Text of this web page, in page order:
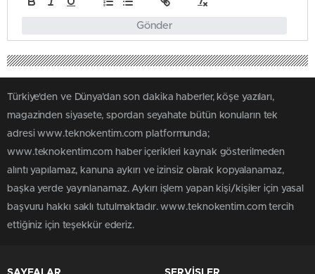
Gönder
Türkiye'den ve Dünya’dan son dakika haberler, köşe yazıları,
magazinden siyasete, spordan seyahate bütün konuların tek
adresi www.teknokentim.com platformunda;
www.teknokentim.com haber içerikleri kaynak gösterilmeden
alıntı yapılamaz, kanuna aykırı ve izinsiz olarak kopyalanamaz,
başka yerde yayınlanamaz. Aykırı işlem yapan kişi/kişiler için yasal
başvuru hakkı saklı tutulmaktadır. www.teknokentim.com tercih
ettiğiniz için teşekkür ederiz.